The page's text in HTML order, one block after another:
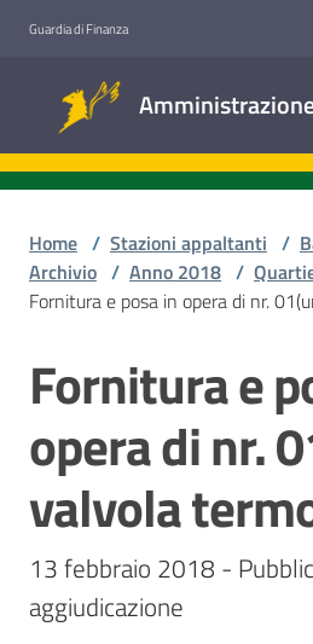
Guardia di Finanza
trasparente
Stazioni
appaltanti
Contatti
Home / Stazioni appaltanti /
Archivio / Anno 2018 /
Fornitura e posa in opera di nr.
Salta al contenuto
Fornitura e
opera di nr.
valvola
13 febbraio 2018 -